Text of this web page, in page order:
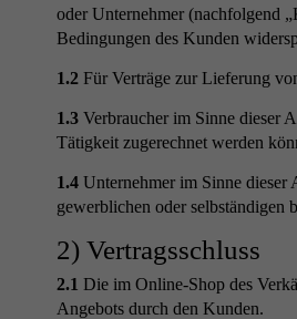
oder Unternehmer (nachfolgend
Bedingungen des Kunden
1.2 Für Verträge zur Lieferung
1.3 Verbraucher im Sinne dieser
Tätigkeit zugerechnet werden
1.4 Unternehmer im Sinne dieser
gewerblichen oder selbständigen
2) Vertragsschluss
2.1 Die im Online-Shop des
Angebots durch den Kunden.